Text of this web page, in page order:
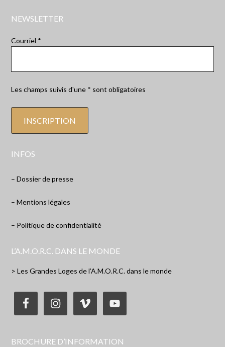
NEWSLETTER
Courriel *
Les champs suivis d'une * sont obligatoires
INFOS
– Dossier de presse
– Mentions légales
– Politique de confidentialité
L’A.M.O.R.C. DANS LE MONDE
> Les Grandes Loges de l’A.M.O.R.C. dans le monde
BROCHURE D’INFORMATION